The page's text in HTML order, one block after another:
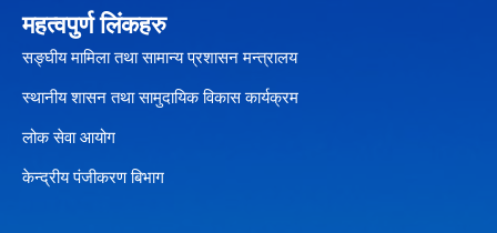
महत्वपुर्ण लिंकहरु
सङ्घीय मामिला तथा सामान्य प्रशासन मन्त्रालय
स्थानीय शासन तथा सामुदायिक विकास कार्यक्रम
लोक सेवा आयोग
केन्द्रीय पंजीकरण बिभाग